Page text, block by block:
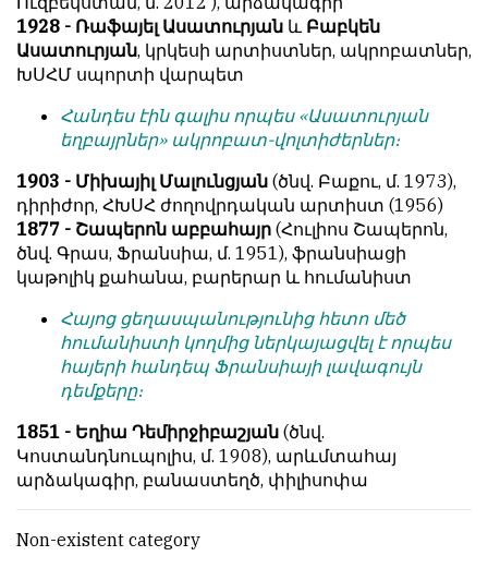
1928 - Ռաֆայել Ասատուրյան և Բաբկեն
Ասատուրյան, կրկեսի արտիստներ, ակրոբատներ,
ԽՍՀՄ սպորտի վարպետ
Հանդես էին գալիս որպես «Ասատուրյան
եղբայրներ» ակրոբատ-վոլտիժերներ։
1903 - Միխայիլ Մալունցյան (ծնվ. Բաքու, մ. 1973),
դիրիժոր, ՀԽՍՀ ժողովրդական արտիստ (1956)
1877 - Շապերոն աբբահայր (Հուլիոս Շապերոն,
ծնվ. Գրաս, Ֆրանսիա, մ. 1951), ֆրանսիացի
կաթոլիկ քահանա, բարերար և հումանիստ
Հայոց ցեղասպանությունից հետո մեծ
հումանիստի կողմից ներկայացվել է որպես
հայերի հանդեպ Ֆրանսիայի լավագույն
դեմքերը։
1851 - Եղիա Դեմիրջիբաշյան (ծնվ.
Կոստանդնուպոլիս, մ. 1908), արևմտահայ
արձակագիր, բանաստեղծ, փիլիսոփա
Non-existent category